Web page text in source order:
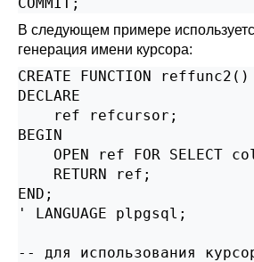
В следующем примере
генерация имени курсора:
CREATE FUNCTION
DECLARE
    ref refcursor;
BEGIN
OPEN ref FOR SELECT
    RETURN ref;
END;
' LANGUAGE plpgsql;
-- для использования